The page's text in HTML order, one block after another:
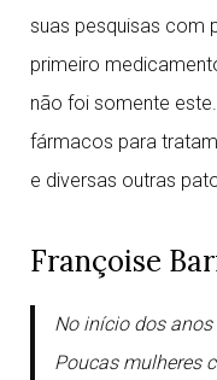
suas pesquisas com
primeiro
não foi somente
fármacos para
e diversas outras
Françoise
No início dos
Poucas mulheres